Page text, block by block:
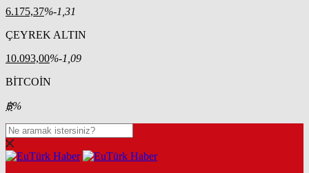
6.175,37%-1,31
ÇEYREK ALTIN
10.093,00%-1,09
BİTCOİN
฿%